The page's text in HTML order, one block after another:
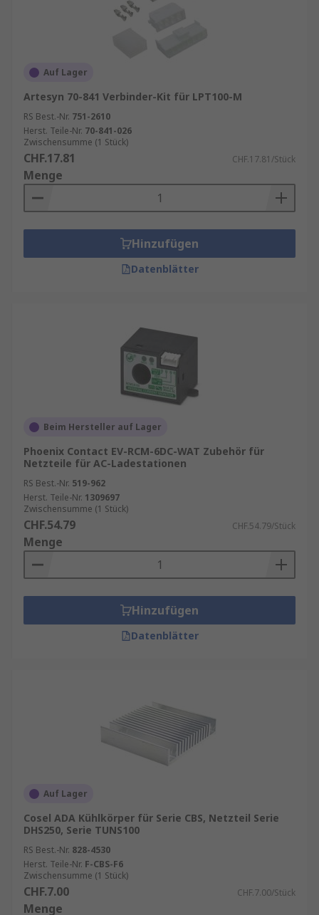
Auf Lager
Artesyn 70-841 Verbinder-Kit für LPT100-M
RS Best.-Nr. 751-2610
Herst. Teile-Nr. 70-841-026
Zwischensumme (1 Stück)
CHF.17.81 CHF.17.81/Stück
Menge
Hinzufügen
Datenblätter
Beim Hersteller auf Lager
Phoenix Contact EV-RCM-6DC-WAT Zubehör für
Netzteile für AC-Ladestationen
RS Best.-Nr. 519-962
Herst. Teile-Nr. 1309697
Zwischensumme (1 Stück)
CHF.54.79 CHF.54.79/Stück
Menge
Hinzufügen
Datenblätter
Auf Lager
Cosel ADA Kühlkörper für Serie CBS, Netzteil Serie
DHS250, Serie TUNS100
RS Best.-Nr. 828-4530
Herst. Teile-Nr. F-CBS-F6
Zwischensumme (1 Stück)
CHF.7.00 CHF.7.00/Stück
Menge